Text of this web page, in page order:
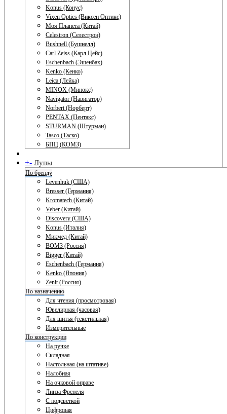
Konus (Конус)
Vixen Optics (Виксен Оптикс)
Моя Планета (Китай)
Celestron (Селестрон)
Bushnell (Бушнелл)
Carl Zeiss (Карл Цейс)
Eschenbach (Эшенбах)
Kenko (Кенко)
Leica (Лейка)
MINOX (Минокс)
Navigator (Навигатор)
Norbert (Норберт)
PENTAX (Пентакс)
STURMAN (Штурман)
Tasco (Таско)
БПЦ (КОМЗ)
+- Лупы
По бренду
Levenhuk (США)
Bresser (Германия)
Kromatech (Китай)
Veber (Китай)
Discovery (США)
Konus (Италия)
Микмед (Китай)
ВОМЗ (Россия)
Bigger (Китай)
Eschenbach (Германия)
Kenko (Япония)
Zenit (Россия)
По назначению
Для чтения (просмотровая)
Ювелирная (часовая)
Для шитья (текстильная)
Измерительные
По конструкции
На ручке
Складная
Настольная (на штативе)
Налобная
На очковой оправе
Линза Френеля
С подсветкой
Цифровая